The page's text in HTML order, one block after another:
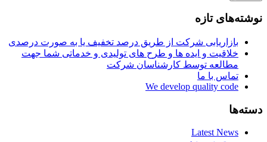
نوشته‌های تازه
بازاریابی شرکت از طریق درصد تخفیف یا به صورت درصدی
خلاقیت و ایده ها و طرح های تولیدی و خدماتی شما جهت
مطالعه توسط کارشناسان شرکت
تماس با ما
We develop quality code
دسته‌ها
Latest News